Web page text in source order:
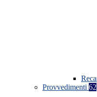
Provvedimenti 62